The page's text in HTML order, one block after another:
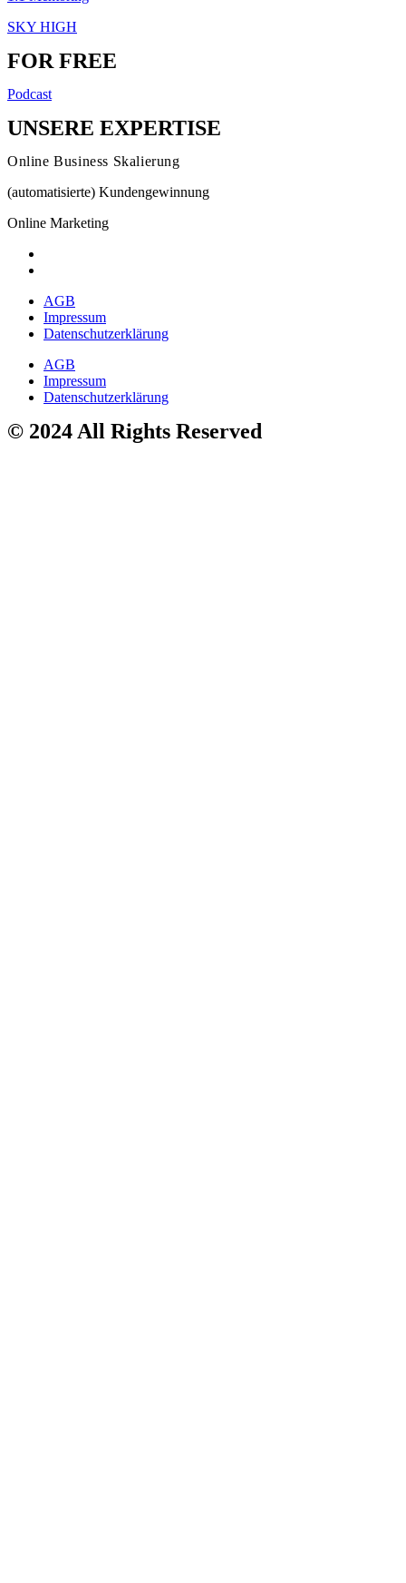
SKY HIGH
FOR FREE
Podcast
UNSERE EXPERTISE
Online Business Skalierung
(automatisierte) Kundengewinnung
Online Marketing
AGB
Impressum
Datenschutzerklärung
AGB
Impressum
Datenschutzerklärung
© 2024 All Rights Reserved